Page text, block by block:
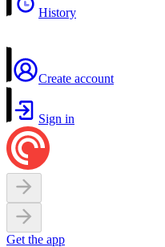
History
Create account
Sign in
Get the app